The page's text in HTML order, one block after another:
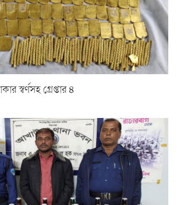
স্বর্ণসহ গ্রেপ্তার ৪